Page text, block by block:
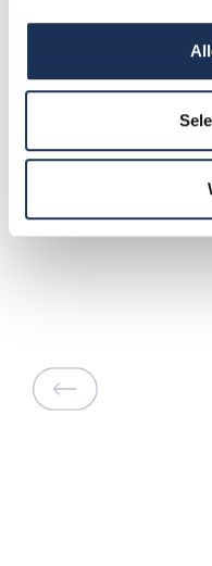
Inspiratie